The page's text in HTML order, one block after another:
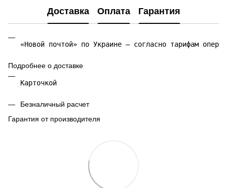
Доставка Оплата Гарантия
«Новой почтой» по Украине — согласно тарифам
Подробнее о доставке
Карточкой
Безналичный расчет
Гарантия от производителя